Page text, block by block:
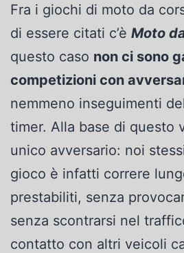
Fra i giochi di moto da
di essere citati c’è Moto
questo caso non ci sono
competizioni con
nemmeno inseguimenti
timer. Alla base di questo
unico avversario: noi
gioco è infatti correre
prestabiliti, senza
senza scontrarsi nel
contatto con altri veicoli